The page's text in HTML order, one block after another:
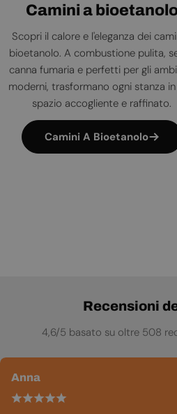
Camini a
Scopri il calore e l'eleganza dei
bioetanolo. A combustione pulita,
canna fumaria e perfetti per gli
moderni, trasformano ogni stanza
spazio accogliente e raffinato.
Camini A Bioetanolo
Recensioni
4,6/5 basato su oltre 508
Anna